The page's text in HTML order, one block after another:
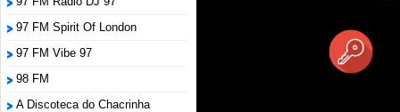
97 FM Spirit Of London
97 FM Vibe 97
98 FM
A Discoteca do Chacrinha